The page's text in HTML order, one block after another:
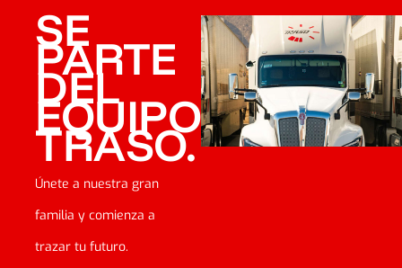
SE
PARTE
DEL
EQUIPO
TRASO.
Únete a nuestra gran
familia y comienza a
trazar tu futuro.